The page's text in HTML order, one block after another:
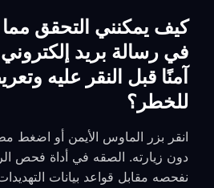
كيف يمكنني التحقق مما
في رسالة بريد
آمنًا قبل النقر عليه
للخطر؟
انقر بزر الماوس الأيمن أو اضغط
دون زيارته. الصقه في أداة فحص
نفحصه مقابل قواعد بيانات